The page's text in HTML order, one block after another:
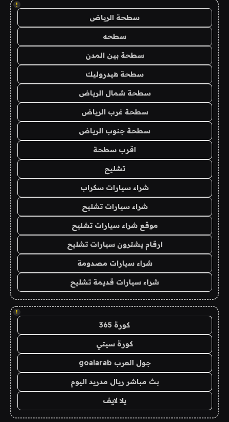
!
سطحة الرياض
سطحه
سطحة بين المدن
سطحة هيدروليك
سطحة شمال الرياض
سطحة غرب الرياض
سطحة جنوب الرياض
اقرب سطحة
تشليح
شراء سيارات سكراب
شراء سيارات تشليح
موقع شراء سيارات تشليح
ارقام يشترون سيارات تشليح
شراء سيارات مصدومة
شراء سيارات قديمة تشليح
!
كورة 365
كورة سيتي
جول العرب goalarab
بث مباشر ريال مدريد اليوم
يلا لايف